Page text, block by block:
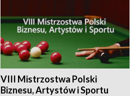
VIII Mistrzostwa Polski
Biznesu, Artystów i Sportu